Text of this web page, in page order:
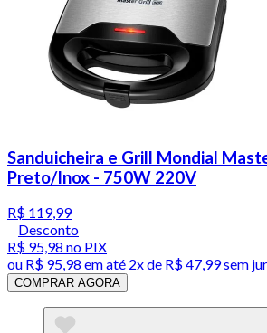
Sanduicheira e Grill Mondial
Preto/Inox - 750W 220V
R$ 119,99
Desconto
R$ 95,98 no PIX
ou R$ 95,98 em até 2x de R$ 47,99 sem
COMPRAR AGORA